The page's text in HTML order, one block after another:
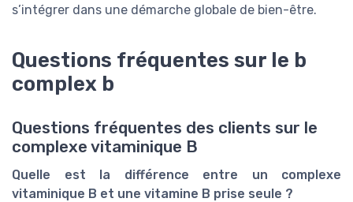
s’intégrer dans une démarche globale de bien-être.
Questions fréquentes sur le b
complex b
Questions fréquentes des clients sur le
complexe vitaminique B
Quelle est la différence entre un complexe
vitaminique B et une vitamine B prise seule ?